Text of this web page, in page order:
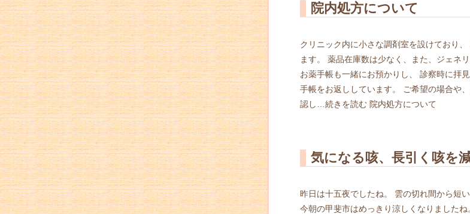
院内処方について
クリニック内に小さな調剤室を設けており
ます。 薬品在庫数は少なく、また、ジェネ
お薬手帳も一緒にお預かりし、 診察時に拝
手帳をお返ししています。 ご希望の場合や
認し… 続きを読む 院内処方について
気になる咳、長引く咳を
昨日は十五夜でしたね。 雲の切れ間から短
今朝の甲斐市はめっきり涼しくなりました